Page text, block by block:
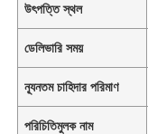
উৎপত্তি স্থল
ডেলিভারি সময়
ন্যূনতম চাহিদার পরিমাণ
পরিচিতিমুলক নাম